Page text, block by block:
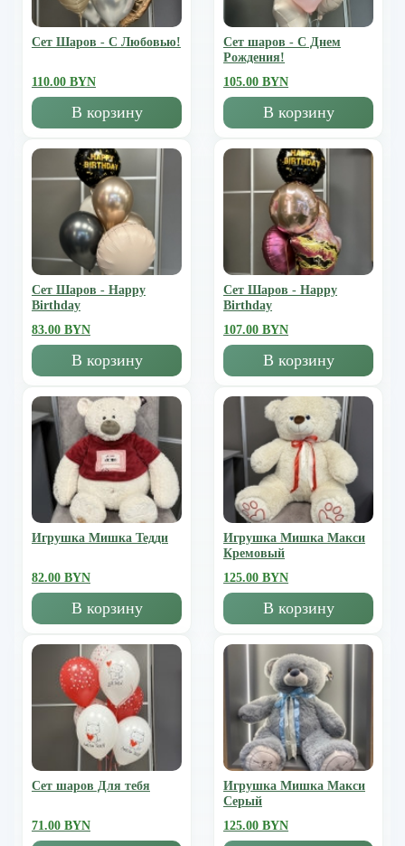
Сет Шаров - С Любовью!
110.00 BYN
В корзину
Сет шаров - С Днем
Рождения!
105.00 BYN
В корзину
Сет Шаров - Happy
Birthday
83.00 BYN
В корзину
Сет Шаров - Happy
Birthday
107.00 BYN
В корзину
Игрушка Мишка Тедди
82.00 BYN
В корзину
Игрушка Мишка Mакси
Кремовый
125.00 BYN
В корзину
Сет шаров Для тебя
71.00 BYN
Игрушка Мишка Mакси
Серый
125.00 BYN